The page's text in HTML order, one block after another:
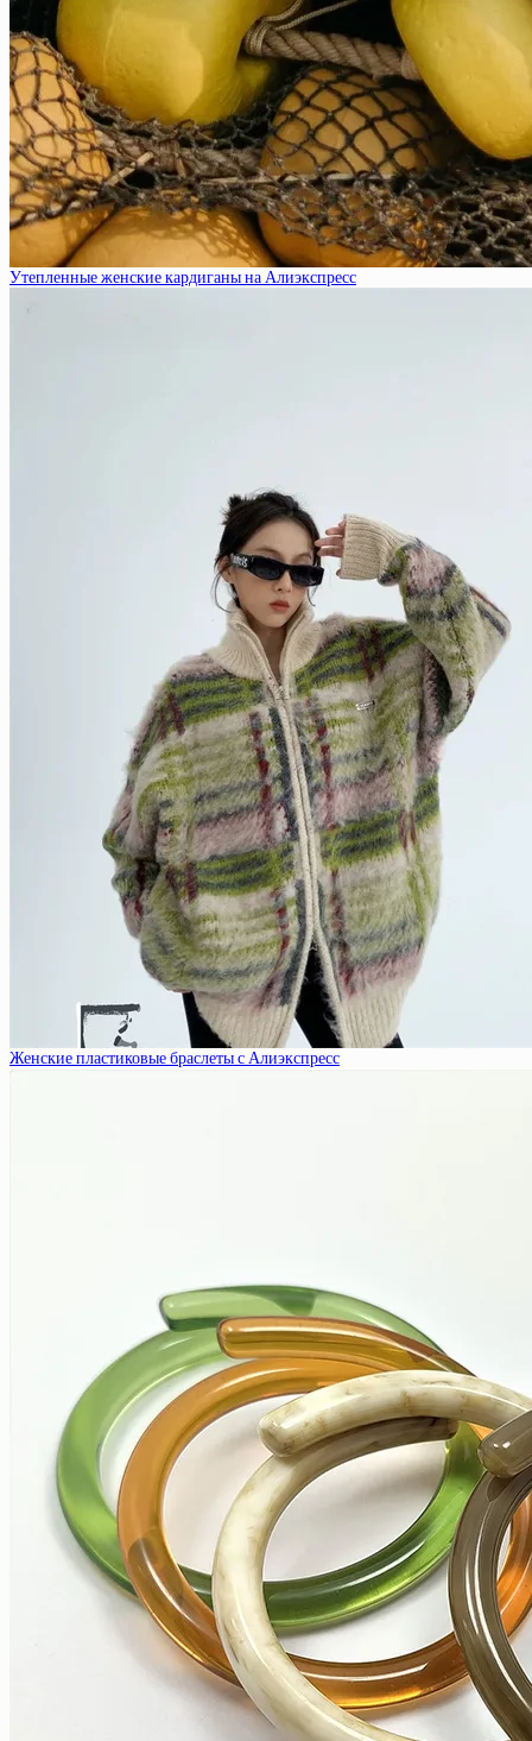
Утепленные женские кардиганы на Алиэкспресс
Женские пластиковые браслеты с Алиэкспресс